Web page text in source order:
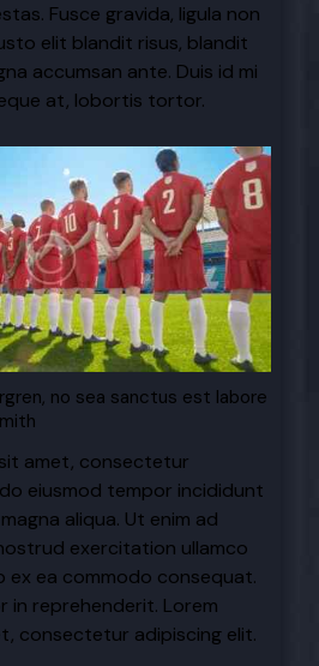
Fusce gravida, ligula non
elit blandit risus, blandit
accumsan ante. Duis id mi
at, lobortis tortor.
no sea sanctus est labore
amet, consectetur
eiusmod tempor incididunt
aliqua. Ut enim ad
exercitation ullamco
ex ea commodo consequat.
in reprehenderit. Lorem
consectetur adipiscing elit.